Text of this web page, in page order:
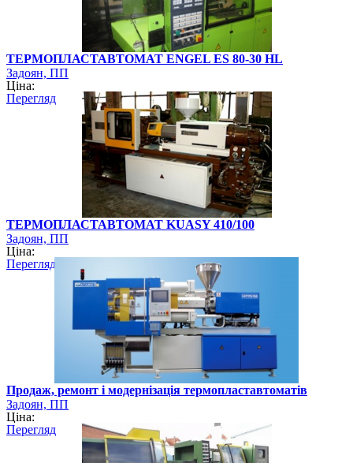
ТЕРМОПЛАСТАВТОМАТ ENGEL ES 80-30 HL
Задоян, ПП
Ціна:
Перегляд
ТЕРМОПЛАСТАВТОМАТ KUASY 410/100
Задоян, ПП
Ціна:
Перегляд
Продаж, ремонт і модернізація термопластавтоматів
Задоян, ПП
Ціна:
Перегляд